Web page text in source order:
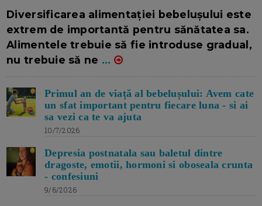
Diversificarea alimentației bebelușului este
extrem de importantă pentru sănătatea sa.
Alimentele trebuie să fie introduse gradual,
nu trebuie să ne ...
Primul an de viață al bebelușului: Avem cate
un sfat important pentru fiecare luna - si ai
sa vezi ca te va ajuta
10/7/2026
Depresia postnatala sau baletul dintre
dragoste, emotii, hormoni si oboseala crunta
- confesiuni
9/6/2026